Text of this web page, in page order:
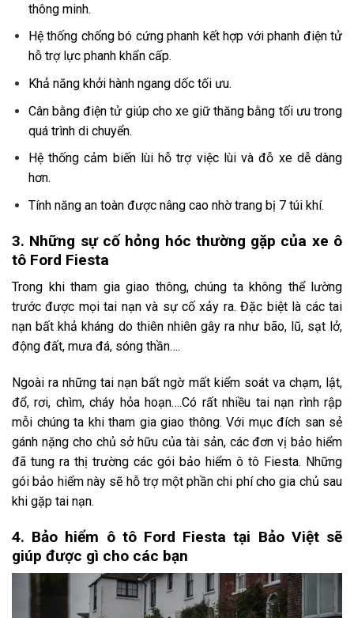
thông minh.
Hệ thống chống bó cứng phanh kết hợp với phanh điện tử
hỗ trợ lực phanh khẩn cấp.
Khả năng khởi hành ngang dốc tối ưu.
Cân bằng điện tử giúp cho xe giữ thăng bằng tối ưu trong
quá trình di chuyển.
Hệ thống cảm biến lùi hỗ trợ việc lùi và đỗ xe dễ dàng
hơn.
Tính năng an toàn được nâng cao nhờ trang bị 7 túi khí.
3. Những sự cố hỏng hóc thường gặp của xe ô
tô Ford Fiesta
Trong khi tham gia giao thông, chúng ta không thể lường
trước được mọi tai nạn và sự cố xảy ra. Đặc biệt là các tai
nạn bất khả kháng do thiên nhiên gây ra như bão, lũ, sạt lở,
động đất, mưa đá, sóng thần….
Ngoài ra những tai nạn bất ngờ mất kiểm soát va chạm, lật,
đổ, rơi, chìm, cháy hỏa hoạn….Có rất nhiều tai nạn rình rập
mỗi chúng ta khi tham gia giao thông. Với mục đích san sẻ
gánh nặng cho chủ sở hữu của tài sản, các đơn vị bảo hiểm
đã tung ra thị trường các gói bảo hiểm ô tô Fiesta. Những
gói bảo hiểm này sẽ hỗ trợ một phần chi phí cho gia chủ sau
khi gặp tai nạn.
4. Bảo hiểm ô tô Ford Fiesta tại Bảo Việt sẽ
giúp được gì cho các bạn